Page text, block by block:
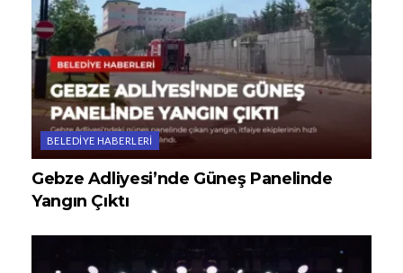
BELEDIYE HABERLERI
Gebze Adliyesi’nde Güneş Panelinde
Yangın Çıktı